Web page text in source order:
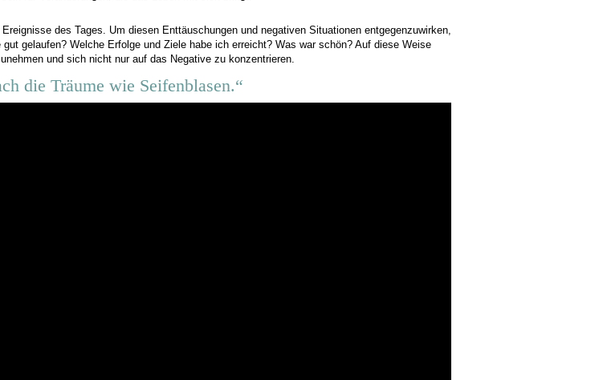
des Tages. Um diesen Enttäuschungen und negativen Situationen entgegenzuwirken,
gelaufen? Welche Erfolge und Ziele habe ich erreicht? Was war schön? Auf diese Weise
und sich nicht nur auf das Negative zu konzentrieren.
die Träume wie Seifenblasen.“